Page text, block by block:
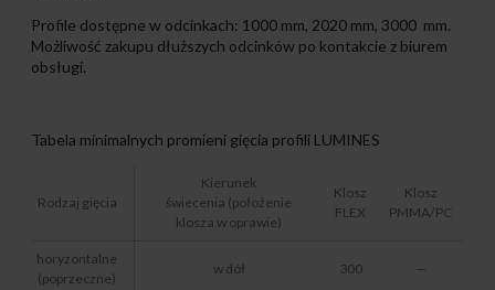
Profile dostępne w odcinkach: 1000 mm, 2020 mm, 3000 mm.
Możliwość zakupu dłuższych odcinków po kontakcie z biurem
obsługi.
Tabela minimalnych promieni gięcia profili LUMINES
Rodzaj gięcia
Kierunek
świecenia (położenie
klosza w oprawie)
Klosz
FLEX
Klosz
PMMA/PC
horyzontalne
(poprzeczne)
w dół 300 —